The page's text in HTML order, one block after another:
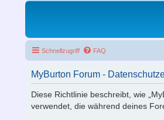
Schnellzugriff FAQ
MyBurton Forum -
Diese Richtlinie beschreibt, wie
verwendet, die während deines